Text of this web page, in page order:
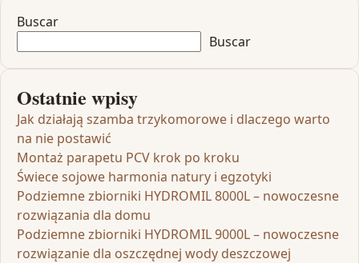
Buscar
Buscar
Ostatnie wpisy
Jak działają szamba trzykomorowe i dlaczego warto
na nie postawić
Montaż parapetu PCV krok po kroku
Świece sojowe harmonia natury i egzotyki
Podziemne zbiorniki HYDROMIL 8000L – nowoczesne
rozwiązania dla domu
Podziemne zbiorniki HYDROMIL 9000L – nowoczesne
rozwiązanie dla oszczędnej wody deszczowej